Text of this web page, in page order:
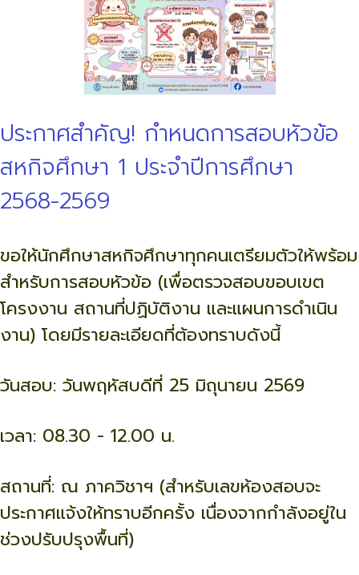
ประกาศสำคัญ! กำหนดการสอบหัวข้อ
สหกิจศึกษา 1 ประจำปีการศึกษา
2568-2569
ขอให้นักศึกษาสหกิจศึกษาทุกคนเตรียมตัวให้พร้อม
สำหรับการสอบหัวข้อ (เพื่อตรวจสอบขอบเขต
โครงงาน สถานที่ปฏิบัติงาน และแผนการดำเนิน
งาน) โดยมีรายละเอียดที่ต้องทราบดังนี้
วันสอบ: วันพฤหัสบดีที่ 25 มิถุนายน 2569
เวลา: 08.30 - 12.00 น.
สถานที่: ณ ภาควิชาฯ (สำหรับเลขห้องสอบจะ
ประกาศแจ้งให้ทราบอีกครั้ง เนื่องจากกำลังอยู่ใน
ช่วงปรับปรุงพื้นที่)